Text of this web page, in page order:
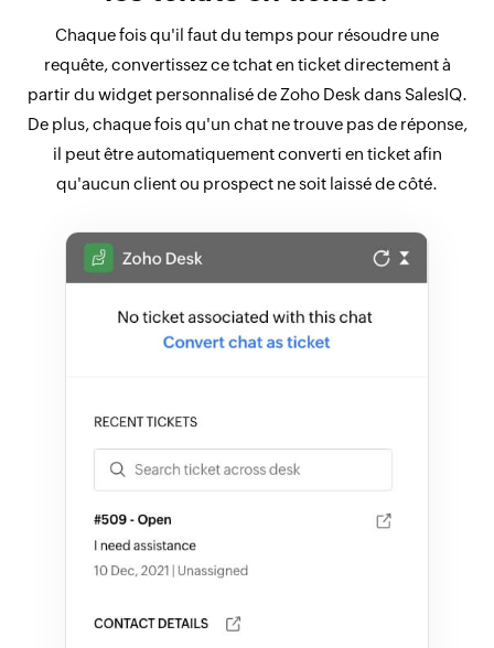
Chaque fois qu'il faut du temps pour résoudre une
requête, convertissez ce tchat en ticket directement à
partir du widget personnalisé de Zoho Desk dans SalesIQ.
De plus, chaque fois qu'un chat ne trouve pas de réponse,
il peut être automatiquement converti en ticket afin
qu'aucun client ou prospect ne soit laissé de côté.